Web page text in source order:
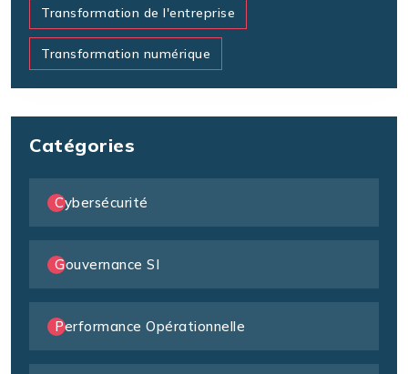
Transformation de l'entreprise
Transformation numérique
Catégories
Cybersécurité
Gouvernance SI
Performance Opérationnelle